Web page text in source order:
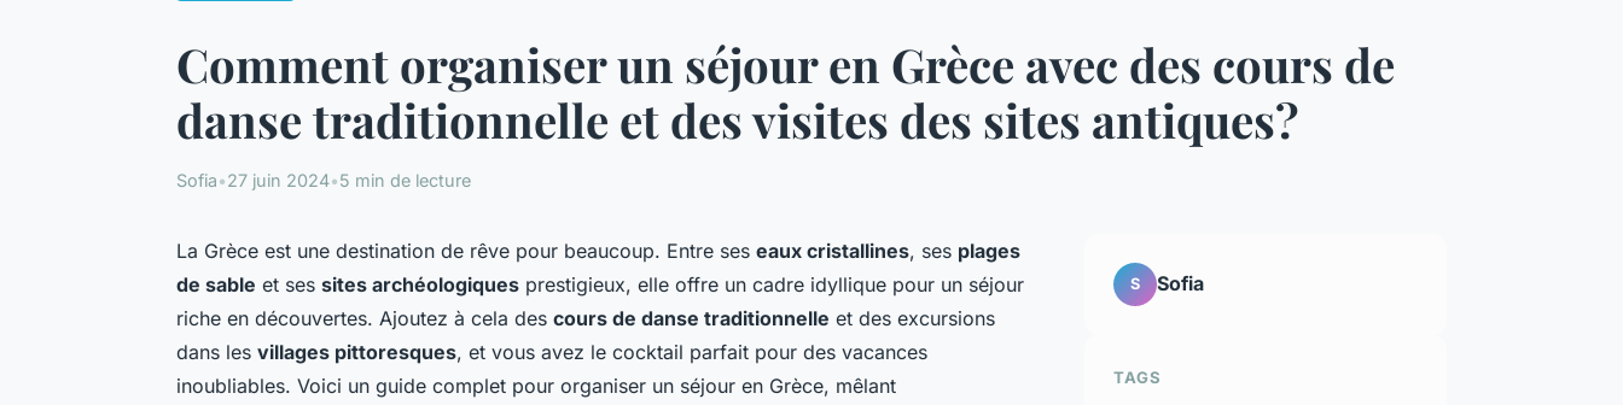
Comment organiser un séjour en Grèce avec des cours de
danse traditionnelle et des visites des sites antiques?
Sofia•27 juin 2024•5 min de lecture
La Grèce est une destination de rêve pour beaucoup. Entre ses eaux cristallines, ses plages
de sable et ses sites archéologiques prestigieux, elle offre un cadre idyllique pour un séjour
riche en découvertes. Ajoutez à cela des cours de danse traditionnelle et des excursions
dans les villages pittoresques, et vous avez le cocktail parfait pour des vacances
inoubliables. Voici un guide complet pour organiser un séjour en Grèce, mêlant
S Sofia
TAGS